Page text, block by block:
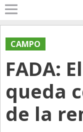
Home
A Motor
Alerta
Anticipo
Campo
Carrera &
CAMPO
FADA:
queda
de la